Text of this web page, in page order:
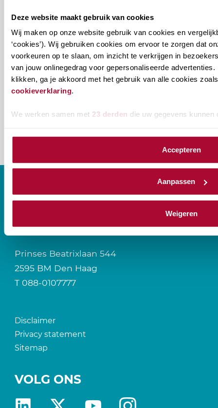
Deze website maakt gebruik van cookies
Wij maken op onze website gebruik van cookies en
‘cookies’). Wij gebruiken cookies om ervoor te zorgen dat
voorkeuren op te slaan, om inzicht te verkrijgen in
van jouw onlinegedrag voor gepersonaliseerde advertenties.
klikken, ga je akkoord met het gebruik van alle cookies
cookieverklaring.
We werken samen met 23 derden die uw gegevens kunnen
Accepteren
Aanpassen
Weigeren
E-mailadres
naam@bedrijf.nl
nieuwsbrieven
zou
je
willen
ontvangen?
Verenigingsnieuws
Prinses Beatrixlaan 544
2595 BM Den Haag
T 088-0107777
Disclaimer
Privacy statement
Sitemap
VOLG ONS